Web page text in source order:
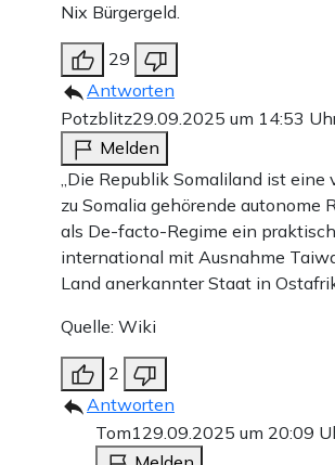
Nix Bürgergeld.
29
Antworten
Potzblitz29.09.2025 um 14:53
Melden
„Die Republik Somaliland ist eine
zu Somalia gehörende autonome
als De-facto-Regime ein
international mit Ausnahme
Land anerkannter Staat in
Quelle: Wiki
2
Antworten
Tom129.09.2025 um 20:09